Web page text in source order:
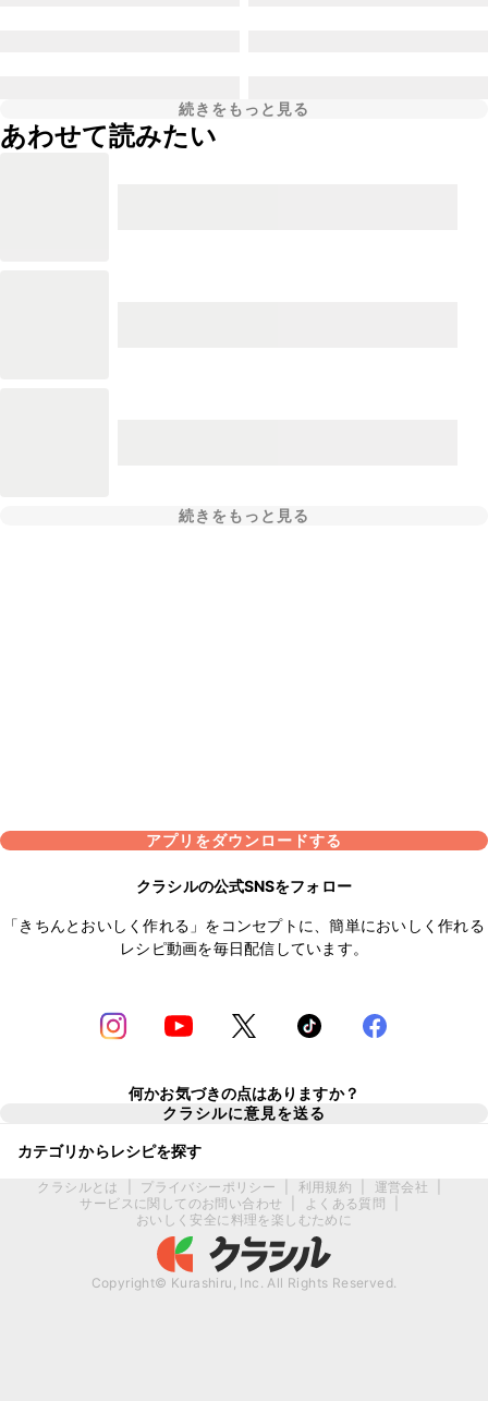
続きをもっと見る
あわせて読みたい
続きをもっと見る
アプリをダウンロードする
クラシルの公式SNSをフォロー
「きちんとおいしく作れる」をコンセプトに、簡単においしく作れる
レシピ動画を毎日配信しています。
何かお気づきの点はありますか？
クラシルに意見を送る
カテゴリからレシピを探す
クラシルとは プライバシーポリシー 利用規約 運営会社
サービスに関してのお問い合わせ
よくある質問
おいしく安全に料理を楽しむために
Copyright© Kurashiru, Inc. All Rights Reserved.